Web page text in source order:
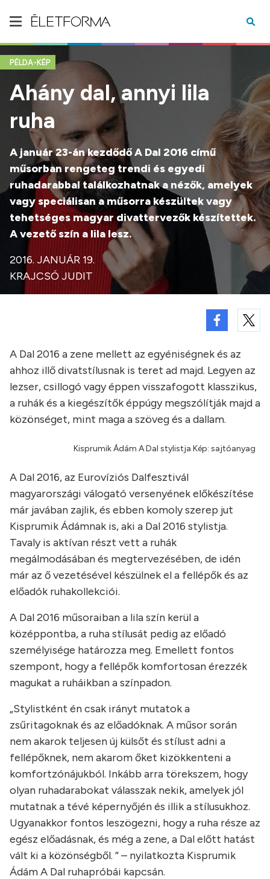
PÉLDA-KÉP
Ahány dal, annyi lila
ruha
A január 23-án kezdődő A Dal 2016 című
műsorban rengeteg trendi és egyedi
ruhadarabbal találkozhatnak a nézők, amelyek
vagy speciálisan a műsorra készültek vagy
tehetséges magyar divattervezők készítettek.
A vezető szín a lila lesz.
2016. JANUÁR 19.
KRAJCSÓ JUDIT
A Dal 2016 a zene mellett az egyéniségnek és az
ahhoz illő divatstílusnak is teret ad majd. Legyen az
lezser, csillogó vagy éppen visszafogott klasszikus,
a ruhák és a kiegészítők éppúgy megszólítják majd a
közönséget, mint maga a szöveg és a dallam.
Kisprumik Ádám A Dal stylistja Kép: sajtóanyag
A Dal 2016, az Eurovíziós Dalfesztivál
magyarországi válogató versenyének előkészítése
már javában zajlik, és ebben komoly szerep jut
Kisprumik Ádámnak is, aki a Dal 2016 stylistja.
Tavaly is aktívan részt vett a ruhák
megálmodásában és megtervezésében, de idén
már az ő vezetésével készülnek el a fellépők és az
előadók ruhakollekciói.
A Dal 2016 műsoraiban a lila szín kerül a
középpontba, a ruha stílusát pedig az előadó
személyisége határozza meg. Emellett fontos
szempont, hogy a fellépők komfortosan érezzék
magukat a ruháikban a színpadon.
„Stylistként én csak irányt mutatok a
zsűritagoknak és az előadóknak. A műsor során
nem akarok teljesen új külsőt és stílust adni a
fellépőknek, nem akarom őket kizökkenteni a
komfortzónájukból. Inkább arra törekszem, hogy
olyan ruhadarabokat válasszak nekik, amelyek jól
mutatnak a tévé képernyőjén és illik a stílusukhoz.
Ugyanakkor fontos leszögezni, hogy a ruha része az
egész előadásnak, és még a zene, a Dal előtt hatást
vált ki a közönségből. ” – nyilatkozta Kisprumik
Ádám A Dal ruhapróbái kapcsán.